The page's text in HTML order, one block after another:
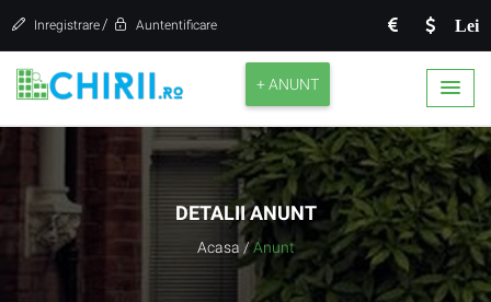
Lei
Inregistrare / Auntentificare
+ ANUNT
DETALII ANUNT
Acasa / Anunt